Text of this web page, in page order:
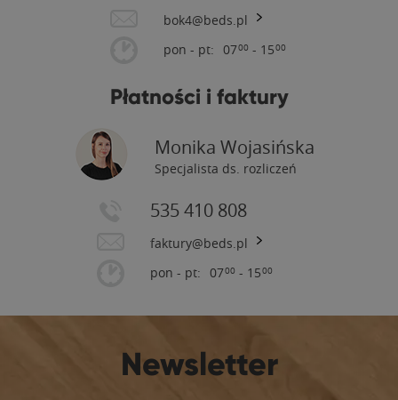
bok4@beds.pl
pon - pt: 0700 - 1500
Płatności i faktury
Monika Wojasińska
Specjalista ds. rozliczeń
535 410 808
faktury@beds.pl
pon - pt: 0700 - 1500
Newsletter